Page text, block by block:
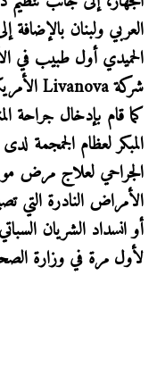
العربي ولبنان بالإضافة
الحميدي أول طبيب
شركةLivanova
كما قام بإدخال جراحة
المبكر لعظام الجمجمة
الجراحي لعلاج مرض
الأمراض النادرة التي
أو انسداد الشريان
لأول مرة في وزارة